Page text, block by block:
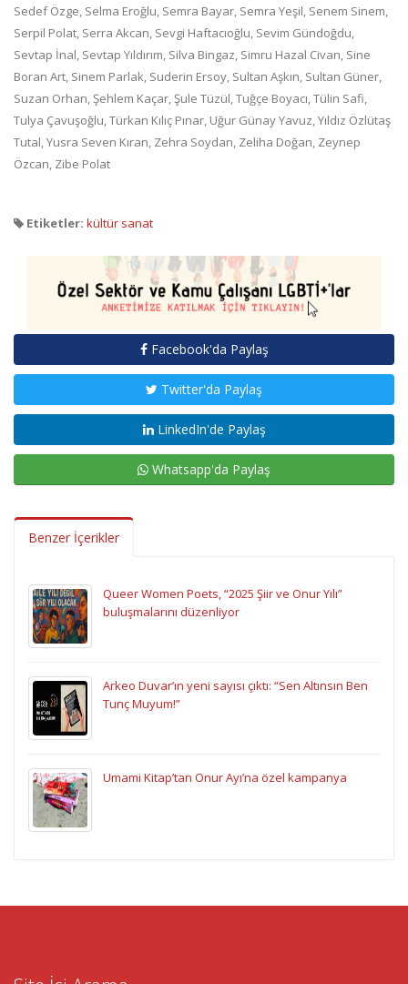
Sedef Özge, Selma Eroğlu, Semra Bayar, Semra Yeşil, Senem Sinem,
Serpil Polat, Serra Akcan, Sevgi Haftacıoğlu, Sevim Gündoğdu,
Sevtap İnal, Sevtap Yıldırım, Silva Bingaz, Simru Hazal Civan, Sine
Boran Art, Sinem Parlak, Suderin Ersoy, Sultan Aşkın, Sultan Güner,
Suzan Orhan, Şehlem Kaçar, Şule Tüzül, Tuğçe Boyacı, Tülin Safi,
Tulya Çavuşoğlu, Türkan Kılıç Pınar, Uğur Günay Yavuz, Yıldız Özlütaş
Tutal, Yusra Seven Kıran, Zehra Soydan, Zeliha Doğan, Zeynep
Özcan, Zibe Polat
Etiketler: kültür sanat
Facebook'da Paylaş
Twitter'da Paylaş
LinkedIn'de Paylaş
Whatsapp'da Paylaş
Benzer İçerikler
Queer Women Poets, “2025 Şiir ve Onur Yılı”
buluşmalarını düzenliyor
Arkeo Duvar’ın yeni sayısı çıktı: “Sen Altınsın Ben
Tunç Muyum!”
Umami Kitap’tan Onur Ayı’na özel kampanya